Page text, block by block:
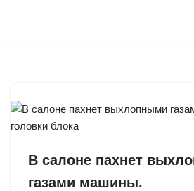
В салоне пахнет
газами машины.